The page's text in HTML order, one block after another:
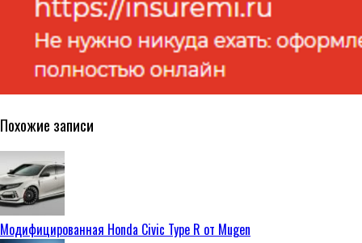
Похожие записи
Модифицированная Honda Civic Type R от Mugen